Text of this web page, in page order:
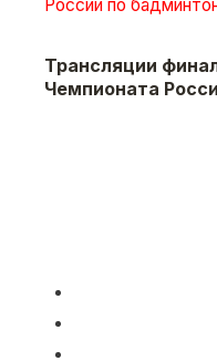
Трансляции
Чемпионата